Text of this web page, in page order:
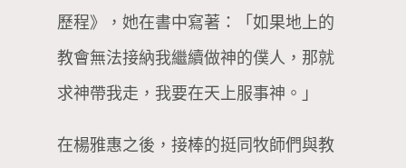
歷程》，她在書中寫著：「如果地上的
教會無法接納我繼續做神的僕人，那就
求神帶我走，我要在天上服事神。」
在楊雅惠之後，接棒的挺同牧師們與教